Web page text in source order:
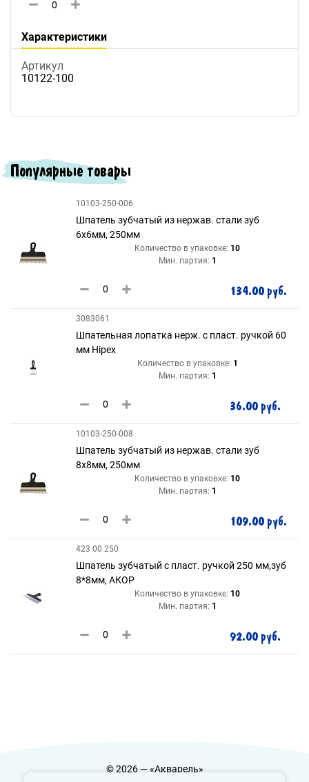
Характеристики
Артикул
10122-100
Популярные товары
10103-250-006
Шпатель зубчатый из нержав. стали зуб
6х6мм, 250мм
Количество в упаковке: 10
Мин. партия: 1
134.00 руб.
3083061
Шпательная лопатка нерж. с пласт. ручкой 60
мм Hipex
Количество в упаковке: 1
Мин. партия: 1
36.00 руб.
10103-250-008
Шпатель зубчатый из нержав. стали зуб
8х8мм, 250мм
Количество в упаковке: 10
Мин. партия: 1
109.00 руб.
423 00 250
Шпатель зубчатый с пласт. ручкой 250 мм,зуб
8*8мм, АКОР
Количество в упаковке: 10
Мин. партия: 1
92.00 руб.
© 2026 — «Акварель»